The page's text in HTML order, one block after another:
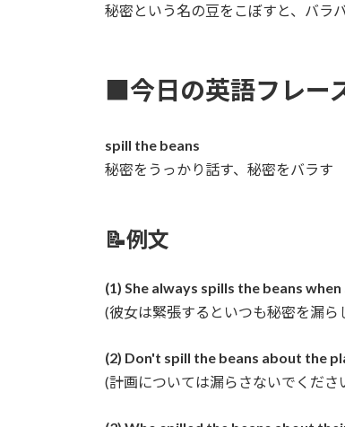
秘密という名の豆をこぼすと、バラ
■今日の英語フレー
spill the beans
秘密をうっかり話す、秘密をバラす
📝例文
(1) She always spills the beans
(彼女は緊張するといつも秘密を漏
(2) Don't spill the beans about the
(計画については漏らさないでくだ